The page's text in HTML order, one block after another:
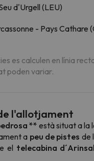
d'Urgell (LEU)
- Pays Cathare
es calculen en línia
poden variar.
l'allotjament
** està situat a la
a peu de pistes de
el telecabina